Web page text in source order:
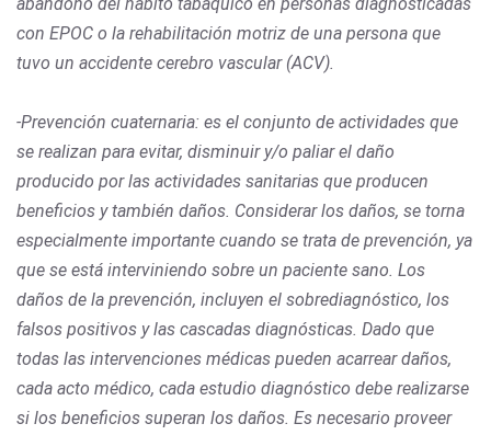
con EPOC o la rehabilitación motriz de una persona que
tuvo un accidente cerebro vascular (ACV).
-Prevención cuaternaria: es el conjunto de actividades que
se realizan para evitar, disminuir y/o paliar el daño
producido por las actividades sanitarias que producen
beneficios y también daños. Considerar los daños, se torna
especialmente importante cuando se trata de prevención, ya
que se está interviniendo sobre un paciente sano. Los
daños de la prevención, incluyen el sobrediagnóstico, los
falsos positivos y las cascadas diagnósticas. Dado que
todas las intervenciones médicas pueden acarrear daños,
cada acto médico, cada estudio diagnóstico debe realizarse
si los beneficios superan los daños. Es necesario proveer